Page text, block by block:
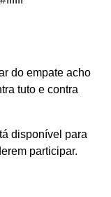
do empate acho
tuto e contra
disponível para
participar.